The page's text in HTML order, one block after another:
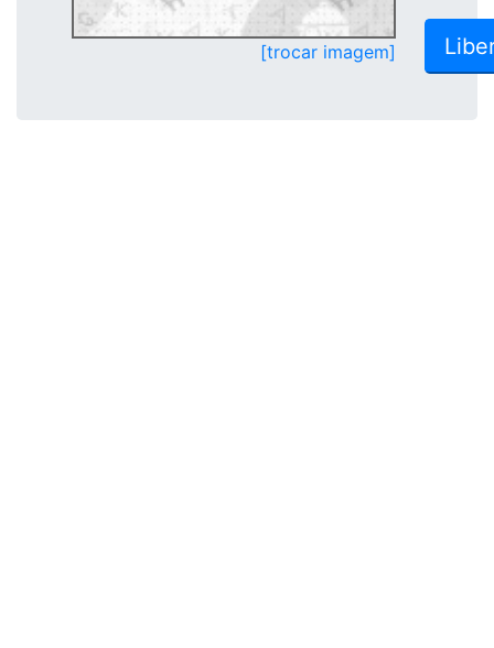
[trocar imagem]